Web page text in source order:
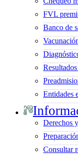
FVL
Banco de
Entidades
Derechos
Consultar